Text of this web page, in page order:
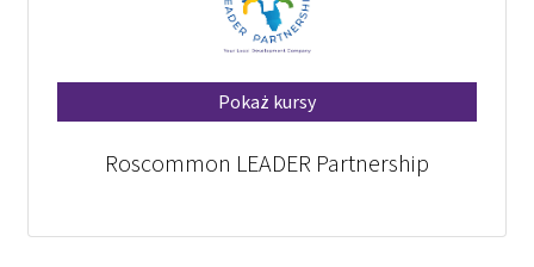
Pokaż kursy
Roscommon LEADER Partnership